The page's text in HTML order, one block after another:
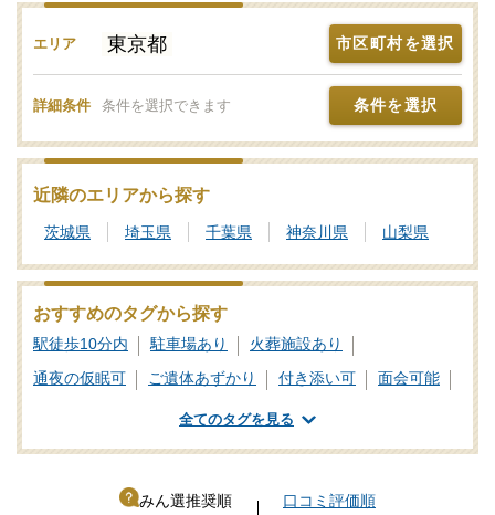
エリア 東京都 市区町村を選択
詳細条件 条件を選択できます 条件を選択
近隣のエリアから探す
茨城県 埼玉県 千葉県 神奈川県 山梨県
おすすめのタグから探す
駅徒歩10分内 駐車場あり
火葬施設あり
通夜の仮眠可
ご遺体あずかり 付き添い可
面会可能
一日葬対応 式場あり 公営斎場・葬儀場
全てのタグを見る
みん選推奨順 口コミ評価順